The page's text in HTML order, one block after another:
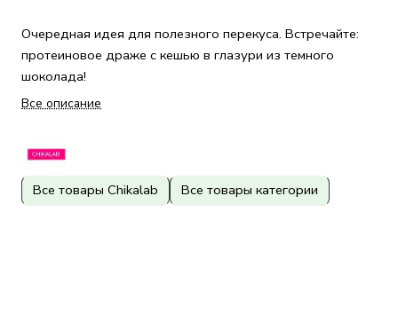
Очередная идея для полезного перекуса. Встречайте:
протеиновое драже с кешью в глазури из темного
шоколада!
Все описание
Все товары Chikalab Все товары категории